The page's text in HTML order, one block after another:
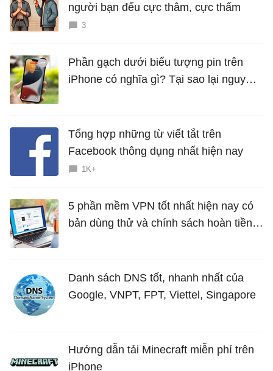
người bạn đểu cực thâm, cực thấm
3
Phần gạch dưới biểu tượng pin trên
iPhone có nghĩa gì? Tại sao lại nguy
Tổng hợp những từ viết tắt trên
Facebook thông dụng nhất hiện nay
1K+
5 phần mềm VPN tốt nhất hiện nay có
bản dùng thử và chính sách hoàn tiền
Danh sách DNS tốt, nhanh nhất của
Google, VNPT, FPT, Viettel, Singapore
Hướng dẫn tải Minecraft miễn phí trên
iPhone